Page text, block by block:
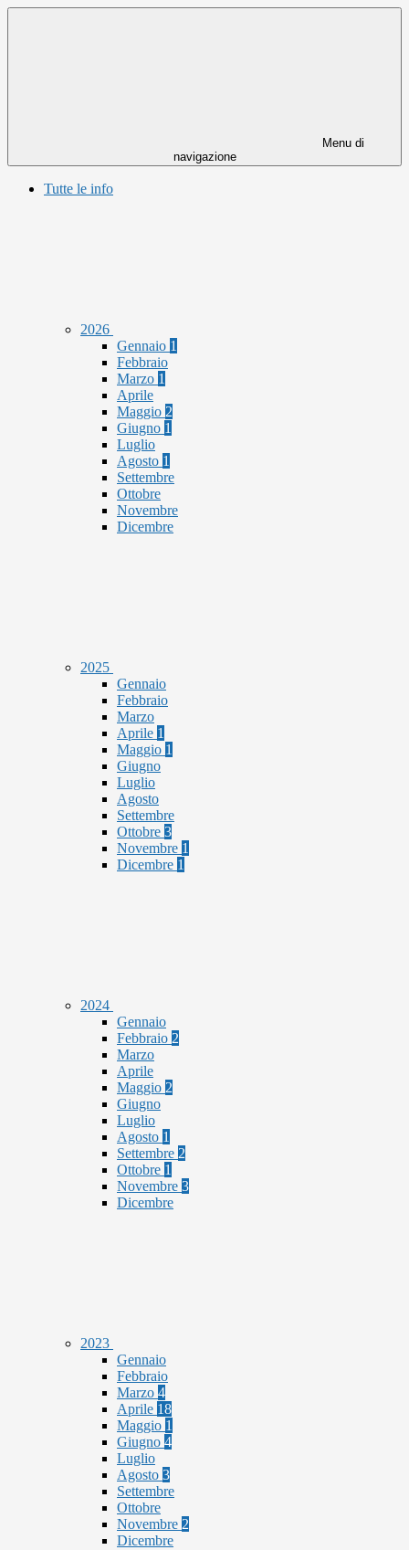
Menu di
navigazione
Tutte le info
2026
Gennaio 1
Febbraio
Marzo 1
Aprile
Maggio 2
Giugno 1
Luglio
Agosto 1
Settembre
Ottobre
Novembre
Dicembre
2025
Gennaio
Febbraio
Marzo
Aprile 1
Maggio 1
Giugno
Luglio
Agosto
Settembre
Ottobre 3
Novembre 1
Dicembre 1
2024
Gennaio
Febbraio 2
Marzo
Aprile
Maggio 2
Giugno
Luglio
Agosto 1
Settembre 2
Ottobre 1
Novembre 3
Dicembre
2023
Gennaio
Febbraio
Marzo 4
Aprile 18
Maggio 1
Giugno 4
Luglio
Agosto 3
Settembre
Ottobre
Novembre 2
Dicembre